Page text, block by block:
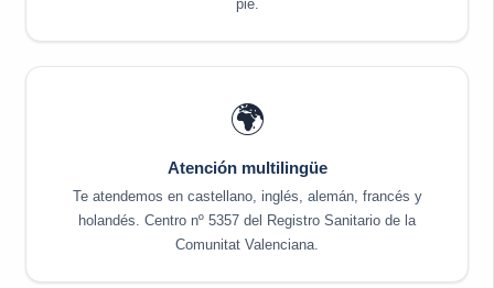
pie.
🌍
Atención multilingüe
Te atendemos en castellano, inglés, alemán, francés y
holandés. Centro nº 5357 del Registro Sanitario de la
Comunitat Valenciana.